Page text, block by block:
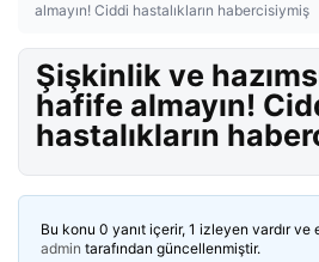
almayın! Ciddi hastalıkların habercisiymiş
Şişkinlik ve
hafife almayın!
hastalıkların
Bu konu 0 yanıt içerir, 1 izleyen vardır ve
admin tarafından güncellenmiştir.